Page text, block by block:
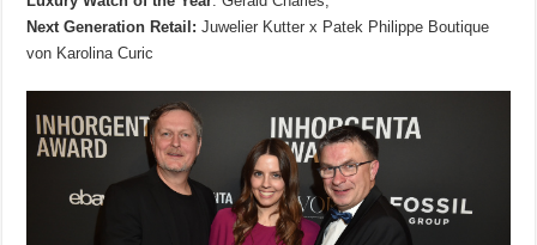
Next Generation Retail: Juwelier Kutter x Patek Philippe Boutique
von Karolina Curic